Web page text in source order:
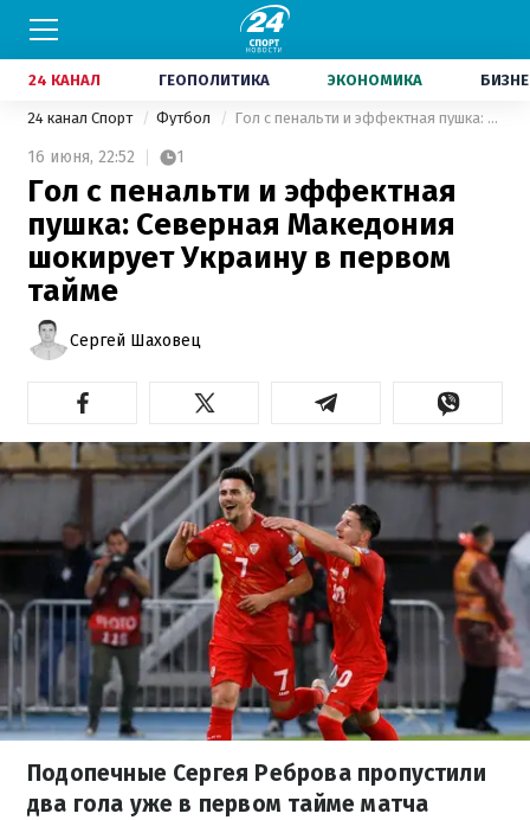
24 КАНАЛ ГЕОПОЛИТИКА ЭКОНОМИКА
24 канал Спорт Футбол Гол с пенальти и эффектная пушка: Северная Македония шокирует Украину в первом тайме
16 июня, 22:52 1
Гол с пенальти и эффектная
пушка: Северная Македония
шокирует Украину в первом
тайме
Сергей Шаховец
Подопечные Сергея Реброва пропустили
два гола уже в первом тайме матча